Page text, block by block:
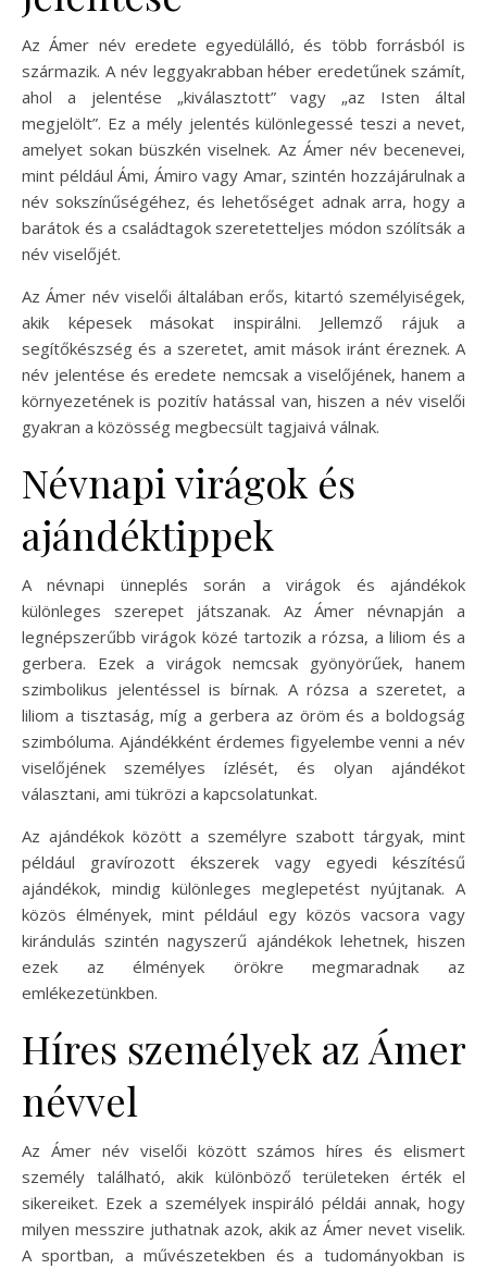
Az Ámer név eredete egyedülálló, és több forrásból is
származik. A név leggyakrabban héber eredetűnek számít,
ahol a jelentése „kiválasztott” vagy „az Isten által
megjelölt”. Ez a mély jelentés különlegessé teszi a nevet,
amelyet sokan büszkén viselnek. Az Ámer név becenevei,
mint például Ámi, Ámiro vagy Amar, szintén hozzájárulnak a
név sokszínűségéhez, és lehetőséget adnak arra, hogy a
barátok és a családtagok szeretetteljes módon szólítsák a
név viselőjét.
Az Ámer név viselői általában erős, kitartó személyiségek,
akik képesek másokat inspirálni. Jellemző rájuk a
segítőkészség és a szeretet, amit mások iránt éreznek. A
név jelentése és eredete nemcsak a viselőjének, hanem a
környezetének is pozitív hatással van, hiszen a név viselői
gyakran a közösség megbecsült tagjaivá válnak.
Névnapi virágok és
ajándéktippek
A névnapi ünneplés során a virágok és ajándékok
különleges szerepet játszanak. Az Ámer névnapján a
legnépszerűbb virágok közé tartozik a rózsa, a liliom és a
gerbera. Ezek a virágok nemcsak gyönyörűek, hanem
szimbolikus jelentéssel is bírnak. A rózsa a szeretet, a
liliom a tisztaság, míg a gerbera az öröm és a boldogság
szimbóluma. Ajándékként érdemes figyelembe venni a név
viselőjének személyes ízlését, és olyan ajándékot
választani, ami tükrözi a kapcsolatunkat.
Az ajándékok között a személyre szabott tárgyak, mint
például gravírozott ékszerek vagy egyedi készítésű
ajándékok, mindig különleges meglepetést nyújtanak. A
közös élmények, mint például egy közös vacsora vagy
kirándulás szintén nagyszerű ajándékok lehetnek, hiszen
ezek az élmények örökre megmaradnak az
emlékezetünkben.
Híres személyek az Ámer
névvel
Az Ámer név viselői között számos híres és elismert
személy található, akik különböző területeken érték el
sikereiket. Ezek a személyek inspiráló példái annak, hogy
milyen messzire juthatnak azok, akik az Ámer nevet viselik.
A sportban, a művészetekben és a tudományokban is